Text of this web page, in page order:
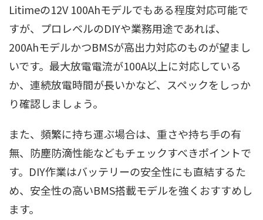
Litimeの12V 100Ahモデルでもある程度対応可能で
すが、プロレベルのDIYや業務用途であれば、
200AhモデルかつBMSが高出力対応のものが望まし
いです。最大放電電流が100A以上に対応している
か、連続放電時間が長いかなど、スペックをしっか
り確認しましょう。
また、頻繁に持ち運ぶ場合は、重さや持ち手の有
無、防塵防滴性能などもチェックすべきポイントで
す。DIY作業はバッテリーの安全性にも直結するた
め、安全性の高いBMS搭載モデルを強くおすすめし
ます。